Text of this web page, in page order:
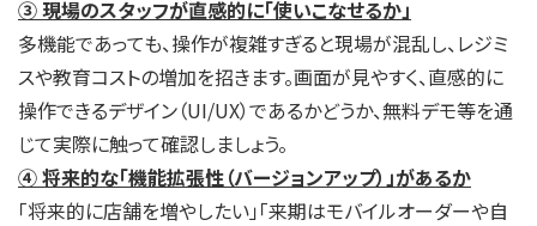
③ 現場のスタッフが直感的に「使いこなせるか」
多機能であっても、操作が複雑すぎると現場が混乱し、レジミ
スや教育コストの増加を招きます。画面が見やすく、直感的に
操作できるデザイン（UI/UX）であるかどうか、無料デモ等を通
じて実際に触って確認しましょう。
④ 将来的な「機能拡張性（バージョンアップ）」があるか
「将来的に店舗を増やしたい」「来期はモバイルオーダーや自